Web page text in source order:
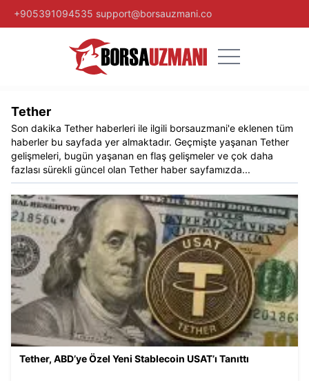
+905391094535 support@borsauzmani.co
Tether
Son dakika Tether haberleri ile ilgili borsauzmani'e eklenen tüm
haberler bu sayfada yer almaktadır. Geçmişte yaşanan Tether
gelişmeleri, bugün yaşanan en flaş gelişmeler ve çok daha
fazlası sürekli güncel olan Tether haber sayfamızda...
Tether, ABD’ye Özel Yeni Stablecoin USAT’ı Tanıttı